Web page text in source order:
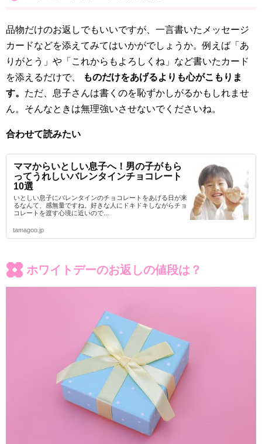
品物だけのお返しでもいいですが、一言書いたメッセージ
カードなどを添えてみてはいかがでしょうか。例えば「あ
りがとう」や「これからもよろしくね」など書いたカード
を添えるだけで、
ものだけをあげるよりも心がこもりま
す。 ただ、息子さんは書くのを恥ずかしがるかもしれませ
ん。そんなときは無理強いさせないでくださいね。
合わせて読みたい
ママからいとしい息子へ！男の子がもら
ってうれしいバレンタインチョコレート
10選
いとしい息子にバレンタインのチョコレートをあげる日が来
るなんて、感無量ですね。好きな人にドキドキしながらチョ
コレートを渡す心境に近いので...
tamagoo.jp
ホワイトデーのお返しの値段は？